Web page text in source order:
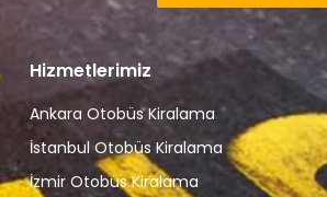
Hizmetlerimiz
Ankara Otobüs Kiralama
İstanbul Otobüs Kiralama
İzmir Otobüs Kiralama